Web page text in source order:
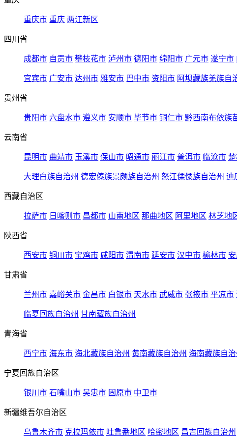
重庆市 重庆 两江新区
四川省
成都市 自贡市 攀枝花市 泸州市 德阳市 绵阳市 广元市 遂宁市
宜宾市 广安市 达州市 雅安市 巴中市 资阳市 阿坝藏族羌族自
贵州省
贵阳市 六盘水市 遵义市 安顺市 毕节市 铜仁市 黔西南布依族
云南省
昆明市 曲靖市 玉溪市 保山市 昭通市 丽江市 普洱市 临沧市
大理白族自治州 德宏傣族景颇族自治州 怒江傈僳族自治州 迪
西藏自治区
拉萨市 日喀则市 昌都市 山南地区 那曲地区 阿里地区 林芝地
陕西省
西安市 铜川市 宝鸡市 咸阳市 渭南市 延安市 汉中市 榆林市
甘肃省
兰州市 嘉峪关市 金昌市 白银市 天水市 武威市 张掖市 平凉市
临夏回族自治州 甘南藏族自治州
青海省
西宁市 海东市 海北藏族自治州 黄南藏族自治州 海南藏族自治
宁夏回族自治区
银川市 石嘴山市 吴忠市 固原市 中卫市
新疆维吾尔自治区
乌鲁木齐市 克拉玛依市 吐鲁番地区 哈密地区 昌吉回族自治州